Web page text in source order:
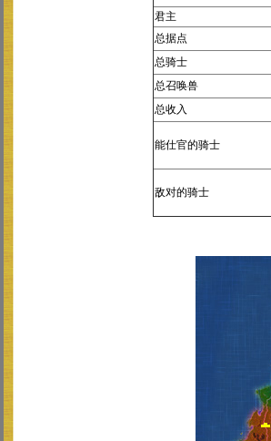
君主
总据点
总骑士
总召唤兽
总收入
能仕官的骑士
敌对的骑士